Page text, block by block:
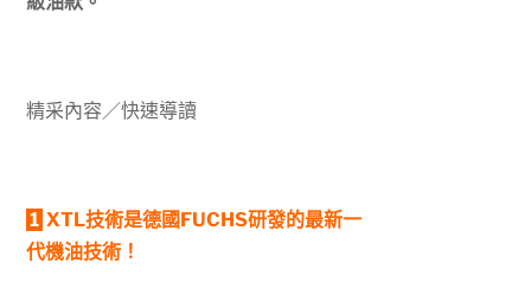
精采內容／快速導讀
1 XTL技術是德國FUCHS研發的最新一
代機油技術！